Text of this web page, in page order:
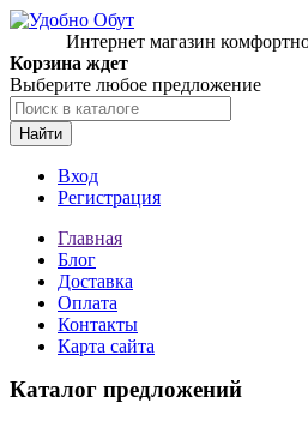
Интернет магазин
Корзина ждет
Выберите любое предложение
Найти
Вход
Регистрация
Главная
Блог
Доставка
Оплата
Контакты
Карта сайта
Каталог предложений